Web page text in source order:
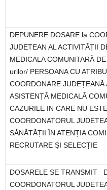
DEPUNERE DOSARE la
JUDETEAN AL ACTIVITĂȚII
MEDICALA COMUNITARĂ DE
urilor/ PERSOANA CU
COORDONARE JUDEȚEANĂ
ASISTENȚĂ MEDICALĂ
CAZURILE IN CARE NU
COORDONATORUL
SĂNĂTĂȚII ÎN ATENȚIA
RECRUTARE ȘI SELECȚIE
DOSARELE SE TRANSMIT
COORDONATORUL